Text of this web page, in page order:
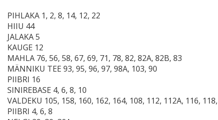
PIHLAKA 1, 2, 8, 14, 12, 22
HIIU 44
JALAKA 5
KAUGE 12
MAHLA 76, 56, 58, 67, 69, 71, 78, 82, 82A, 82B, 83
MÄNNIKU TEE 93, 95, 96, 97, 98A, 103, 90
PIIBRI 16
SINIREBASE 4, 6, 8, 10
VALDEKU 105, 158, 160, 162, 164, 108, 112, 112A, 116,
PIIBRI 4, 6, 8